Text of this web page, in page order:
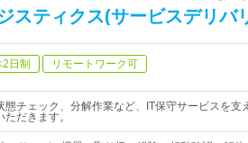
スティクス(サービスデリバ
日制 リモートワーク可
態チェック、分解作業など、IT保守サービスを支
だきます。